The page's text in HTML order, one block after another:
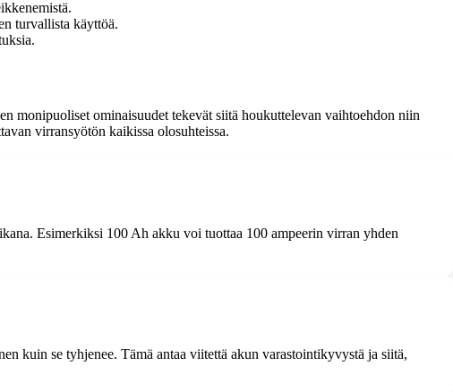
turvallista käyttöä.
monipuoliset ominaisuudet tekevät siitä houkuttelevan vaihtoehdon niin
virransyötön kaikissa olosuhteissa.
Esimerkiksi 100 Ah akku voi tuottaa 100 ampeerin virran yhden
kuin se tyhjenee. Tämä antaa viitettä akun varastointikyvystä ja siitä,